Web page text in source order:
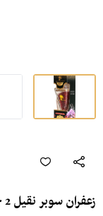
زعفران سوبر نقيل 2 جرام